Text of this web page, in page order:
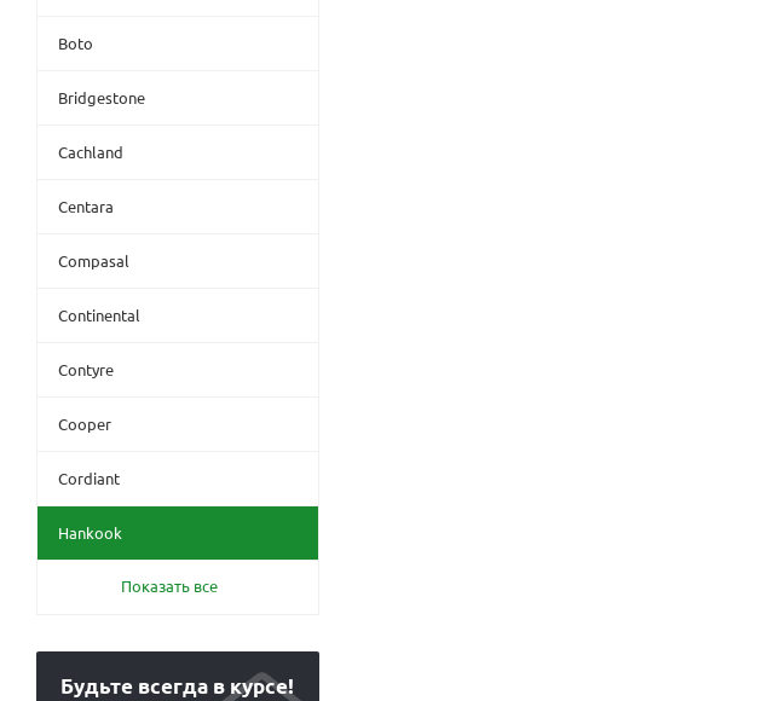
Boto
Bridgestone
Cachland
Centara
Compasal
Continental
Contyre
Cooper
Cordiant
Hankook
Показать все
Будьте всегда в курсе!